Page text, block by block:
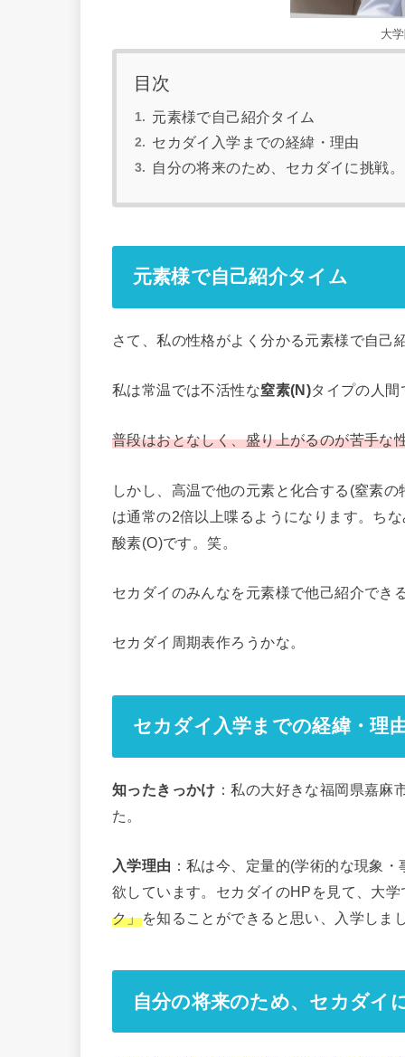
大
目次
元素様で自己紹介タイム
セカダイ入学までの経緯・理由
自分の将来のため、セカダイに挑戦
元素様で自己紹介タイム
さて、私の性格がよく分かる元素様で自己
私は常温では不活性な窒素(N)タイ
普段はおとなしく、盛り上がるのが苦手な
しかし、高温で他の元素と化合する(窒素
は通常の2倍以上喋るようになります。ち
酸素(O)です。笑。
セカダイのみんなを元素様で他己紹
セカダイ周期表作ろうかな。
セカダイ入学までの経緯・理
知ったきっかけ ：私の大好きな福岡県嘉麻
た。
入学理由 ：私は今、定量的(学術的な現象
欲しています。セカダイのHPを見て、大
ク」を知ることができると思い、入学しま
自分の将来のため、セカダイ